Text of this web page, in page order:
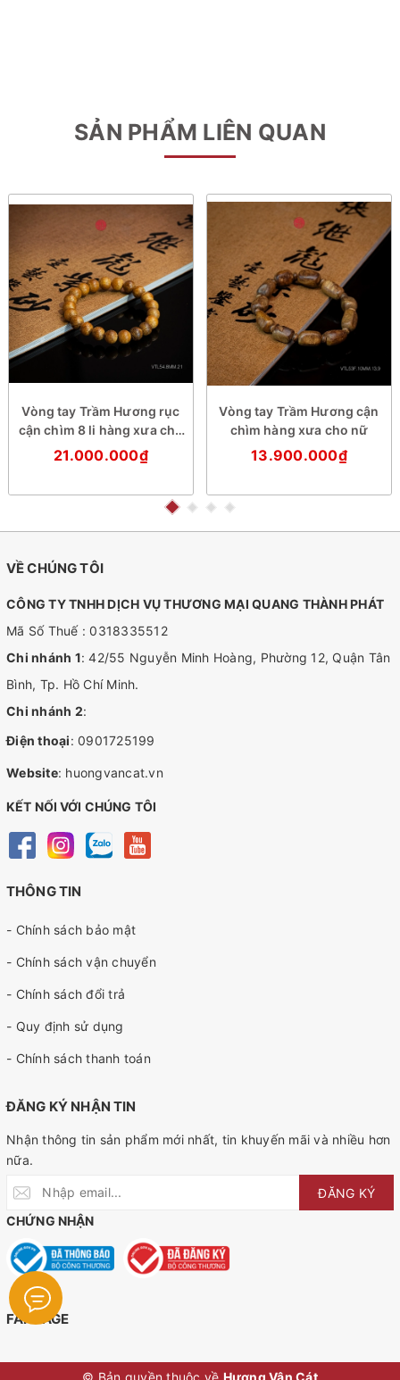
SẢN PHẨM LIÊN QUAN
Vòng tay Trầm Hương rục
cận chìm 8 li hàng xưa cho
nữ
21.000.000₫
Vòng tay Trầm Hương cận
chìm hàng xưa cho nữ
13.900.000₫
VỀ CHÚNG TÔI
CÔNG TY TNHH DỊCH VỤ THƯƠNG MẠI QUANG THÀNH PHÁT
Mã Số Thuế : 0318335512
Chi nhánh 1: 42/55 Nguyễn Minh Hoàng, Phường 12, Quận Tân
Bình, Tp. Hồ Chí Minh.
Chi nhánh 2:
Điện thoại: 0901725199
Website: huongvancat.vn
KẾT NỐI VỚI CHÚNG TÔI
THÔNG TIN
- Chính sách bảo mật
- Chính sách vận chuyển
- Chính sách đổi trả
- Quy định sử dụng
- Chính sách thanh toán
ĐĂNG KÝ NHẬN TIN
Nhận thông tin sản phẩm mới nhất, tin khuyến mãi và nhiều hơn
nữa.
ĐĂNG KÝ
CHỨNG NHẬN
FANPAGE
© Bản quyền thuộc về Hương Vân Cát